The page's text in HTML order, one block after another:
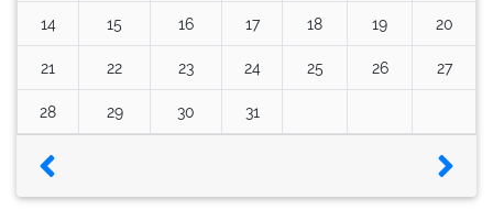
14 15 16 17 18 19 20
21 22 23 24 25 26 27
28 29 30 31